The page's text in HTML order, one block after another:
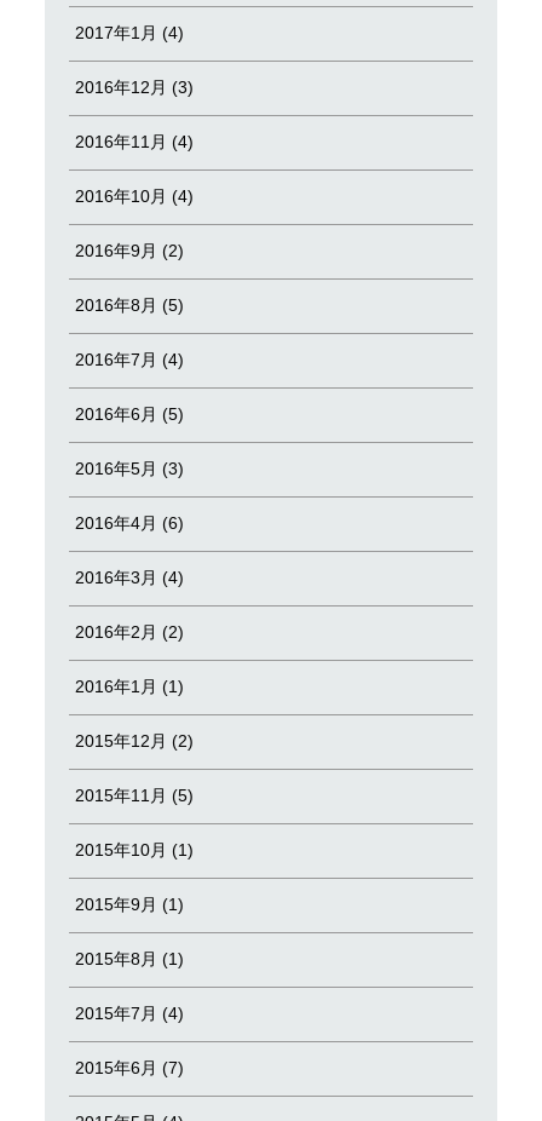
2017年1月 (4)
2016年12月 (3)
2016年11月 (4)
2016年10月 (4)
2016年9月 (2)
2016年8月 (5)
2016年7月 (4)
2016年6月 (5)
2016年5月 (3)
2016年4月 (6)
2016年3月 (4)
2016年2月 (2)
2016年1月 (1)
2015年12月 (2)
2015年11月 (5)
2015年10月 (1)
2015年9月 (1)
2015年8月 (1)
2015年7月 (4)
2015年6月 (7)